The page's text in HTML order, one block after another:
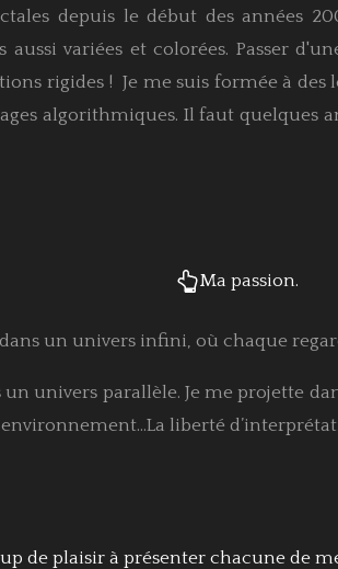
depuis le début des années
aussi variées et colorées. Passer
rigides ! Je me suis formée à
algorithmiques. Il faut quelques
Ma passion.
un univers infini, où chaque
univers parallèle. Je me projette
liberté
de plaisir à présenter chacune de